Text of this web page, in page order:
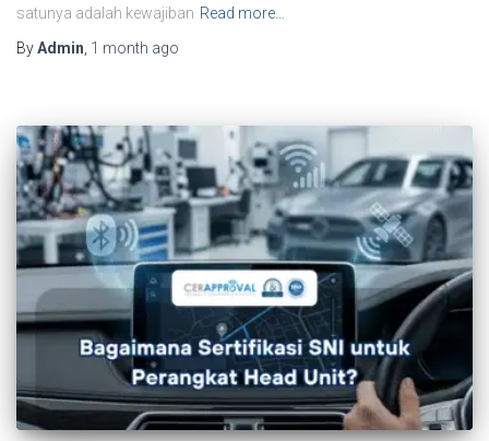
satunya adalah kewajiban Read more…
ByAdmin, 1 month ago